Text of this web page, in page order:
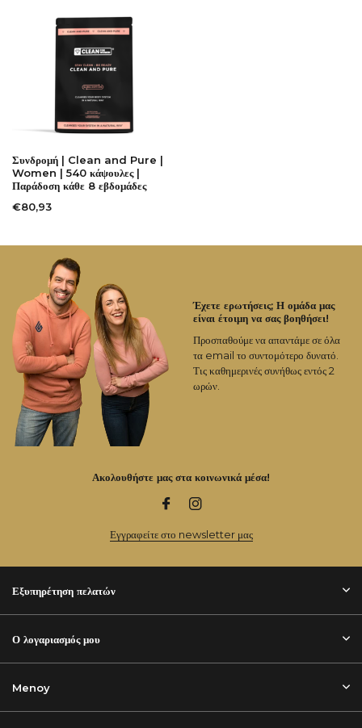
Συνδρομή | Clean and Pure |
Women | 540 κάψουλες |
Παράδοση κάθε 8 εβδομάδες
€80,93
Έχετε ερωτήσεις; Η ομάδα μας
είναι έτοιμη να σας βοηθήσει!
Προσπαθούμε να απαντάμε σε όλα
τα email το συντομότερο δυνατό.
Τις καθημερινές συνήθως εντός 2
ωρών.
Ακολουθήστε μας στα κοινωνικά μέσα!
Εγγραφείτε στο newsletter μας
Εξυπηρέτηση πελατών
Ο λογαριασμός μου
Menoy